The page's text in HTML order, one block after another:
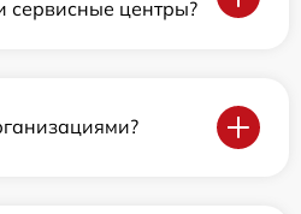
сервисные центры?